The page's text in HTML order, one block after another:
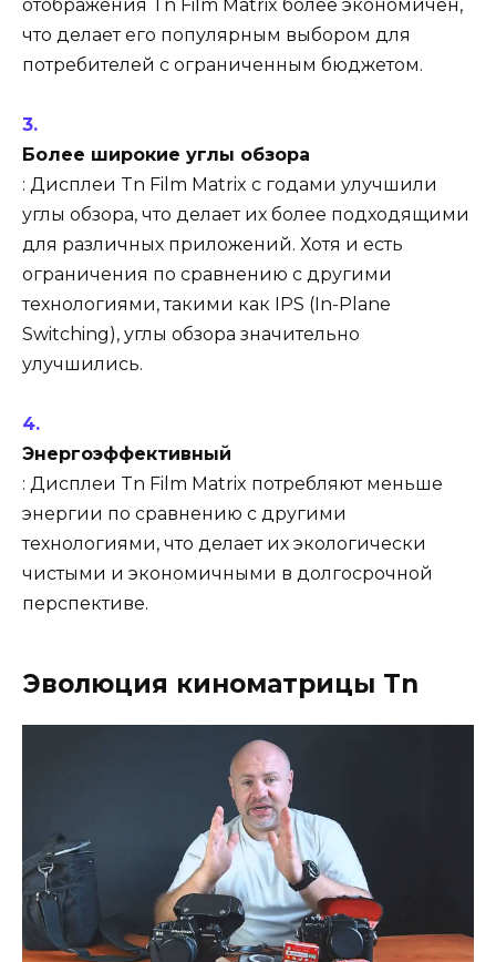
отображения Tn Film Matrix более экономичен,
что делает его популярным выбором для
потребителей с ограниченным бюджетом.
Более широкие углы обзора
: Дисплеи Tn Film Matrix с годами улучшили
углы обзора, что делает их более подходящими
для различных приложений. Хотя и есть
ограничения по сравнению с другими
технологиями, такими как IPS (In-Plane
Switching), углы обзора значительно
улучшились.
Энергоэффективный
: Дисплеи Tn Film Matrix потребляют меньше
энергии по сравнению с другими
технологиями, что делает их экологически
чистыми и экономичными в долгосрочной
перспективе.
Эволюция киноматрицы Tn